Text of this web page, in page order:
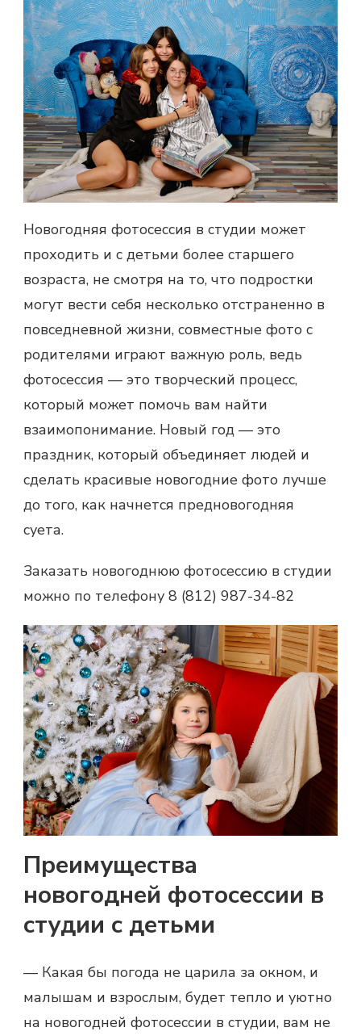
Новогодняя фотосессия в студии может
проходить и с детьми более старшего
возраста, не смотря на то, что подростки
могут вести себя несколько отстраненно в
повседневной жизни, совместные фото с
родителями играют важную роль, ведь
фотосессия — это творческий процесс,
который может помочь вам найти
взаимопонимание. Новый год — это
праздник, который объединяет людей и
сделать красивые новогодние фото лучше
до того, как начнется предновогодняя
суета.
Заказать новогоднюю фотосессию в студии
можно по телефону 8 (812) 987-34-82
Преимущества
новогодней фотосессии в
студии с детьми
— Какая бы погода не царила за окном, и
малышам и взрослым, будет тепло и уютно
на новогодней фотосессии в студии, вам не